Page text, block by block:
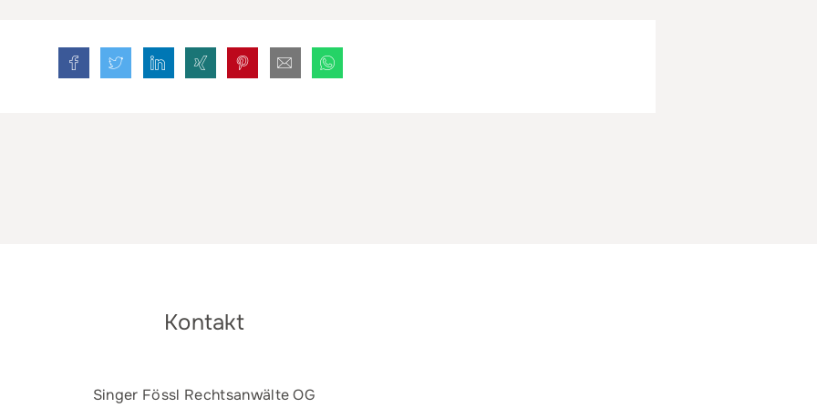
Kontakt
Singer Fössl Rechtsanwälte OG